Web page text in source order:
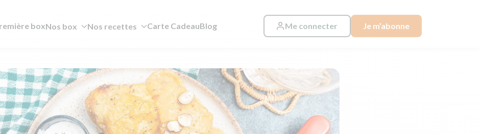
boxNos box Nos recettes Carte CadeauBlog Me connecter Je m’abonne